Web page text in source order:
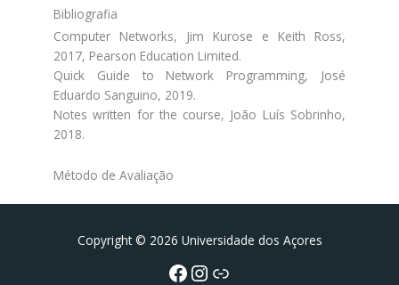
Bibliografia
Computer Networks, Jim Kurose e Keith Ross,
2017, Pearson Education Limited.
Quick Guide to Network Programming, José
Eduardo Sanguino, 2019.
Notes written for the course, João Luís Sobrinho,
2018.
Método de Avaliação
Copyright © 2026 Universidade dos Açores
Facebook
Instagram da FCTPortal da UAc